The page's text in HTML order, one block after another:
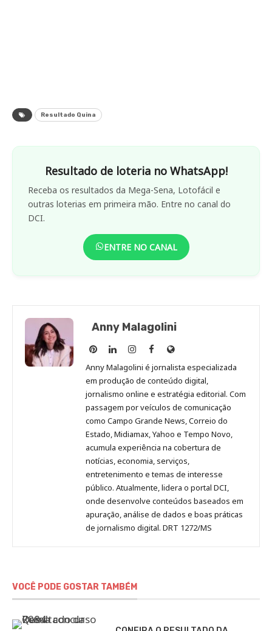
Resultado Quina
Resultado de loteria no WhatsApp!
Receba os resultados da Mega-Sena, Lotofácil e
outras loterias em primeira mão. Entre no canal do
DCI.
ENTRE NO CANAL
Anny Malagolini
Anny
Malagolini
no
Pinterest
Anny
Malagolini
no
LinkedIn
Anny
Malagolini
no
Instagram
Anny
Malagolini
no
Facebook
Site
de
Anny
Malagolini
Anny Malagolini é jornalista especializada
em produção de conteúdo digital,
jornalismo online e estratégia editorial. Com
passagem por veículos de comunicação
como Campo Grande News, Correio do
Estado, Midiamax, Yahoo e Tempo Novo,
acumula experiência na cobertura de
notícias, economia, serviços,
entretenimento e temas de interesse
público. Atualmente, lidera o portal DCI,
onde desenvolve conteúdos baseados em
apuração, análise de dados e boas práticas
de jornalismo digital. DRT 1272/MS
VOCÊ PODE GOSTAR TAMBÉM